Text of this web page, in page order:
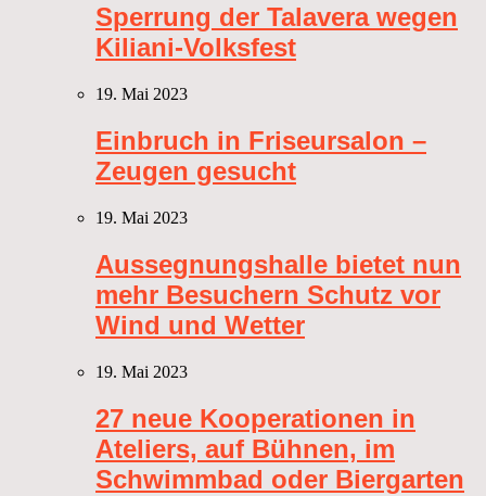
Sperrung der Talavera wegen
Kiliani-Volksfest
19. Mai 2023
Einbruch in Friseursalon –
Zeugen gesucht
19. Mai 2023
Aussegnungshalle bietet nun
mehr Besuchern Schutz vor
Wind und Wetter
19. Mai 2023
27 neue Kooperationen in
Ateliers, auf Bühnen, im
Schwimmbad oder Biergarten